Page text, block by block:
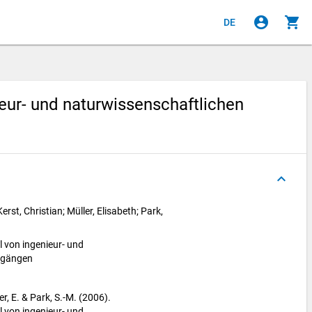
DE account_circle shopping_cart
und naturwissenschaftlichen
keyboard_arrow_up
Christian; Müller, Elisabeth; Park,
ingenieur- und
E. & Park, S.-M. (2006).